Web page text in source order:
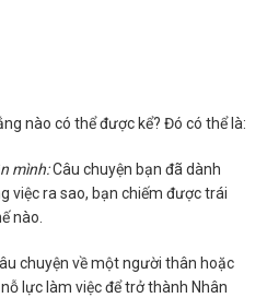
nào có thể được kể? Đó có thể là:
mình:Câu chuyện bạn đã dành
việc ra sao, bạn chiếm được trái
nào.
chuyện về một người thân hoặc
lực làm việc để trở thành Nhân